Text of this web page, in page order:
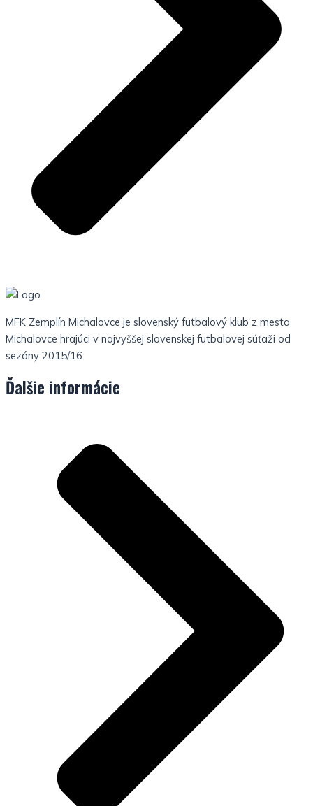
MFK Zemplín Michalovce je slovenský futbalový klub z mesta
Michalovce hrajúci v najvyššej slovenskej futbalovej súťaži od
sezóny 2015/16.
Ďalšie informácie